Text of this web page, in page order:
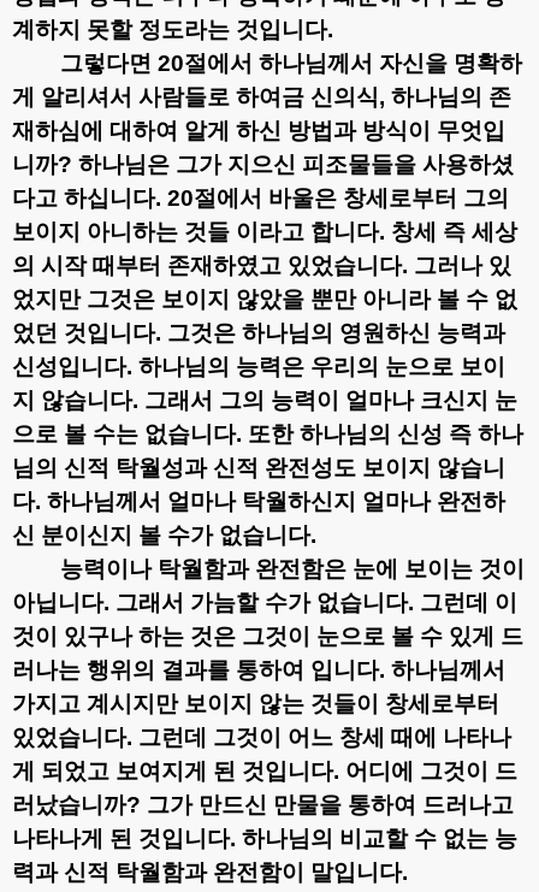
계하지 못할 정도라는 것입니다.
그렇다면 20절에서 하나님께서 자신을 명확하
게 알리셔서 사람들로 하여금 신의식, 하나님의 존
재하심에 대하여 알게 하신 방법과 방식이 무엇입
니까? 하나님은 그가 지으신 피조물들을 사용하셨
다고 하십니다. 20절에서 바울은 창세로부터 그의
보이지 아니하는 것들 이라고 합니다. 창세 즉 세상
의 시작 때부터 존재하였고 있었습니다. 그러나 있
었지만 그것은 보이지 않았을 뿐만 아니라 볼 수 없
었던 것입니다. 그것은 하나님의 영원하신 능력과
신성입니다. 하나님의 능력은 우리의 눈으로 보이
지 않습니다. 그래서 그의 능력이 얼마나 크신지 눈
으로 볼 수는 없습니다. 또한 하나님의 신성 즉 하나
님의 신적 탁월성과 신적 완전성도 보이지 않습니
다. 하나님께서 얼마나 탁월하신지 얼마나 완전하
신 분이신지 볼 수가 없습니다.
능력이나 탁월함과 완전함은 눈에 보이는 것이
아닙니다. 그래서 가늠할 수가 없습니다. 그런데 이
것이 있구나 하는 것은 그것이 눈으로 볼 수 있게 드
러나는 행위의 결과를 통하여 입니다. 하나님께서
가지고 계시지만 보이지 않는 것들이 창세로부터
있었습니다. 그런데 그것이 어느 창세 때에 나타나
게 되었고 보여지게 된 것입니다. 어디에 그것이 드
러났습니까? 그가 만드신 만물을 통하여 드러나고
나타나게 된 것입니다. 하나님의 비교할 수 없는 능
력과 신적 탁월함과 완전함이 말입니다.